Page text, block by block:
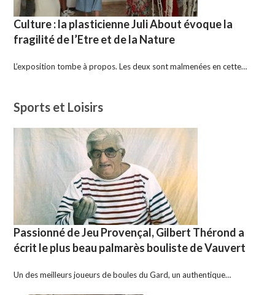
Culture : la plasticienne Juli About évoque la
fragilité de l’Etre et de la Nature
L’exposition tombe à propos. Les deux sont malmenées en cette…
Sports et Loisirs
Passionné de Jeu Provençal, Gilbert Thérond a
écrit le plus beau palmarès bouliste de Vauvert
Un des meilleurs joueurs de boules du Gard, un authentique…